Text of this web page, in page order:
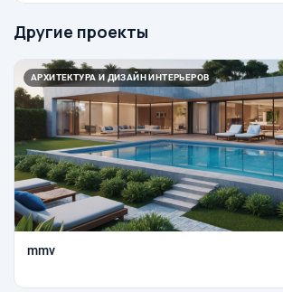
Другие проекты
АРХИТЕКТУРА И ДИЗАЙН ИНТЕРЬЕРОВ
mmv